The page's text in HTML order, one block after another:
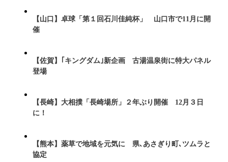
【山口】卓球「第１回石川佳純杯」 山口市で11月に開
催
【佐賀】｢キングダム｣新企画 古湯温泉街に特大パネル
登場
【長崎】大相撲「長崎場所」２年ぶり開催 12月３日
に！
【熊本】薬草で地域を元気に 県､あさぎり町､ツムラと
協定